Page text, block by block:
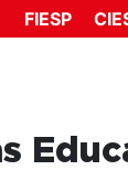
FIESP